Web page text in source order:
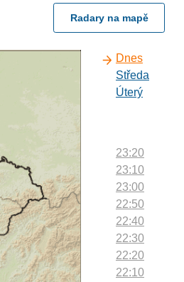
Radary na mapě
Dnes
Středa
Úterý
23:20
23:10
23:00
22:50
22:40
22:30
22:20
22:10